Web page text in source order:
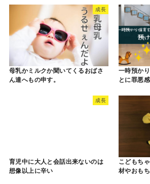
成長
母乳かミルクか聞いてくるおばさ
ん達へもの申す。
一時預か
とに罪悪
成長
育児中に大人と会話出来ないのは
想像以上に辛い
こどもち
材やおも